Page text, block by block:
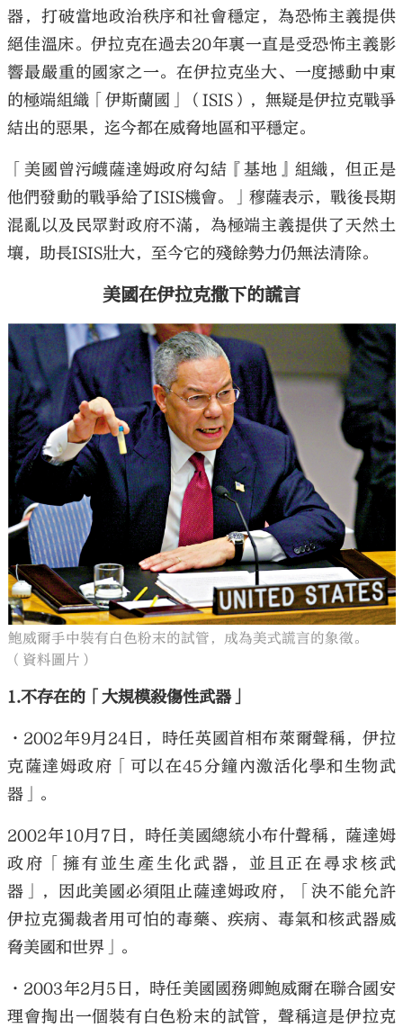
器，打破當地政治秩序和社會穩定，為恐怖主義提供
絕佳溫床。伊拉克在過去20年裏一直是受恐怖主義影
響最嚴重的國家之一。在伊拉克坐大、一度撼動中東
的極端組織「伊斯蘭國」（ISIS），無疑是伊拉克戰爭
結出的惡果，迄今都在威脅地區和平穩定。
「美國曾污衊薩達姆政府勾結『基地』組織，但正是
他們發動的戰爭給了ISIS機會。」穆薩表示，戰後長期
混亂以及民眾對政府不滿，為極端主義提供了天然土
壤，助長ISIS壯大，至今它的殘餘勢力仍無法清除。
美國在伊拉克撒下的謊言
鮑威爾手中裝有白色粉末的試管，成為美式謊言的象徵。
（資料圖片）
1.不存在的「大規模殺傷性武器」
•2002年9月24日，時任英國首相布萊爾聲稱，伊拉
克薩達姆政府「可以在45分鐘內激活化學和生物武
器」。
2002年10月7日，時任美國總統小布什聲稱，薩達姆
政府「擁有並生產生化武器，並且正在尋求核武
器」，因此美國必須阻止薩達姆政府，「決不能允許
伊拉克獨裁者用可怕的毒藥、疾病、毒氣和核武器威
脅美國和世界」。
•2003年2月5日，時任美國國務卿鮑威爾在聯合國安
理會掏出一個裝有白色粉末的試管，聲稱這是伊拉克